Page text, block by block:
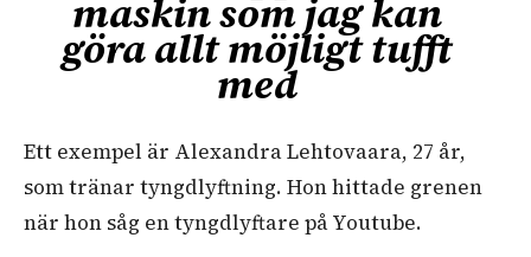
maskin som jag kan
göra allt möjligt tufft
med
Ett exempel är Alexandra Lehtovaara, 27 år,
som tränar tyngdlyftning. Hon hittade grenen
när hon såg en tyngdlyftare på Youtube.